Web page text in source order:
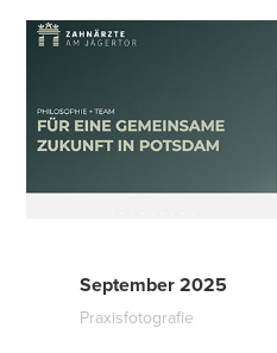
September 2025
Praxisfotografie